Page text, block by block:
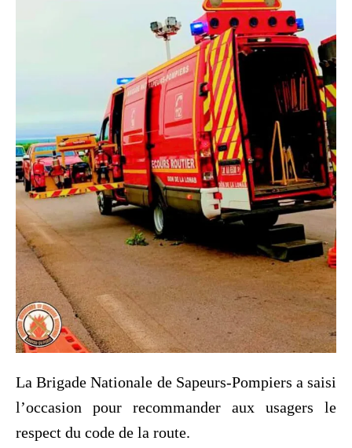
La Brigade Nationale de Sapeurs-Pompiers a saisi
l’occasion pour recommander aux usagers le
respect du code de la route.